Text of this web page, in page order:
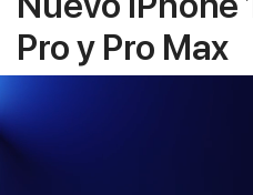
Pro y Pro Max